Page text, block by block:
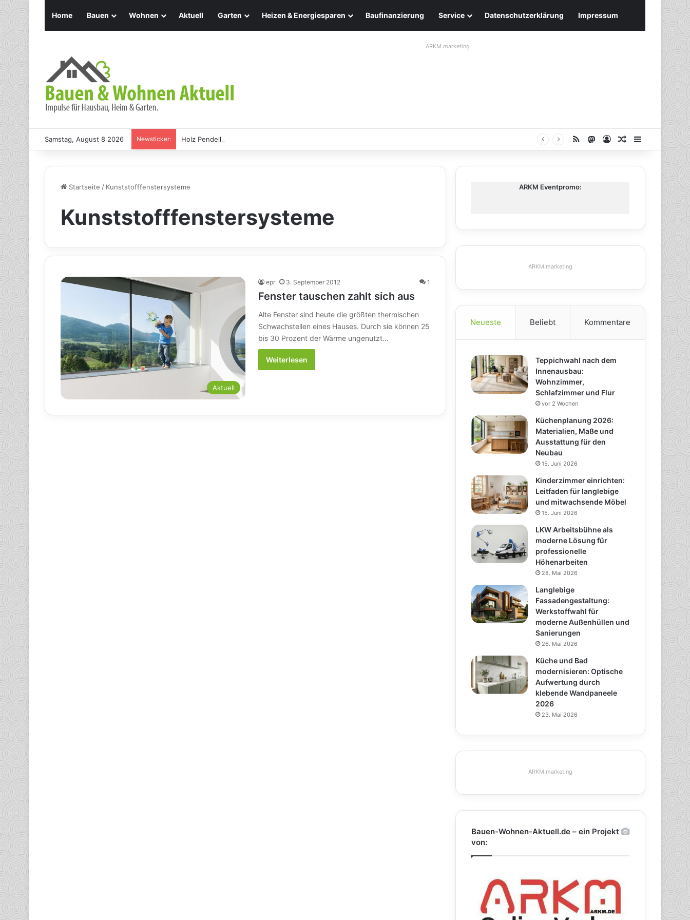
Home Bauen Wohnen Aktuell Garten Heizen & Energiesparen Baufinanzierung Service Datenschutzerklärung Impressum
ARKM.marketing
Samstag, August 8 2026 Newsticker: Holz Pendelleuchten: Eleganz und Nachhaltigkeit für Ihr Zuhause RSS Mastodon
AnmeldenZufälliger
Startseite / Kunststofffenstersysteme
Kunststofffenstersysteme
Aktuell
epr 3. September 2012 1
Fenster tauschen zahlt sich aus
Alte Fenster sind heute die größten thermischen
Schwachstellen eines Hauses. Durch sie können 25
bis 30 Prozent der Wärme ungenutzt…
Weiterlesen
ARKM Eventpromo:
ARKM.marketing
Neueste Beliebt Kommentare
Teppichwahl nach dem
Innenausbau:
Wohnzimmer,
Schlafzimmer und Flur
vor 2 Wochen
Küchenplanung 2026:
Materialien, Maße und
Ausstattung für den
Neubau
15. Juni 2026
Kinderzimmer einrichten:
Leitfaden für langlebige
und mitwachsende Möbel
15. Juni 2026
LKW Arbeitsbühne als
moderne Lösung für
professionelle
Höhenarbeiten
28. Mai 2026
Langlebige
Fassadengestaltung:
Werkstoffwahl für
moderne Außenhüllen und
Sanierungen
26. Mai 2026
Küche und Bad
modernisieren: Optische
Aufwertung durch
klebende Wandpaneele
2026
23. Mai 2026
ARKM.marketing
Bauen-Wohnen-Aktuell.de – ein Projekt
von: